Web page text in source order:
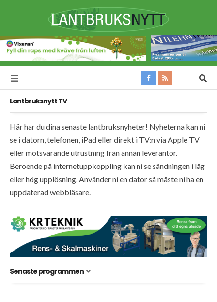
Lantbruksnytt TV
Här har du dina senaste lantbruksnyheter! Nyheterna kan ni
se i datorn, telefonen, iPad eller direkt i TV:n via Apple TV
eller motsvarande utrustning från annan leverantör.
Beroende på internetuppkoppling kan ni se sändningen i låg
eller hög upplösning. Använder ni en dator så måste ni ha en
uppdaterad webbläsare.
Senaste programmen